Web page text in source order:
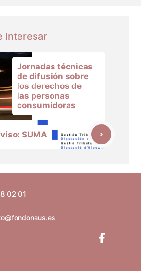
interesar
Jornadas técnicas
de difusión sobre
los derechos de
las personas
consumidoras
SUMA
02 01